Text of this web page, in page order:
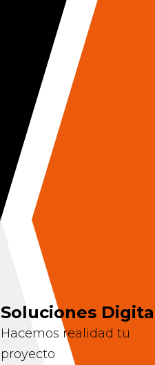
Soluciones
Hacemos realidad tu
proyecto